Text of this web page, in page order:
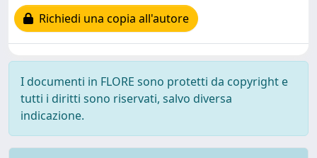
Richiedi una copia all'autore
I documenti in FLORE sono protetti da copyright e
tutti i diritti sono riservati, salvo diversa
indicazione.